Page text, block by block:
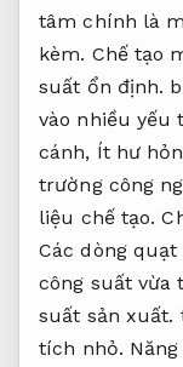
tâm chính là
kèm. Chế tạo
suất ổn định.
vào nhiều yếu
cánh, Ít hư
trường công
liệu chế tạo.
Các dòng quạt
công suất vừa
suất sản xuất.
tích nhỏ.